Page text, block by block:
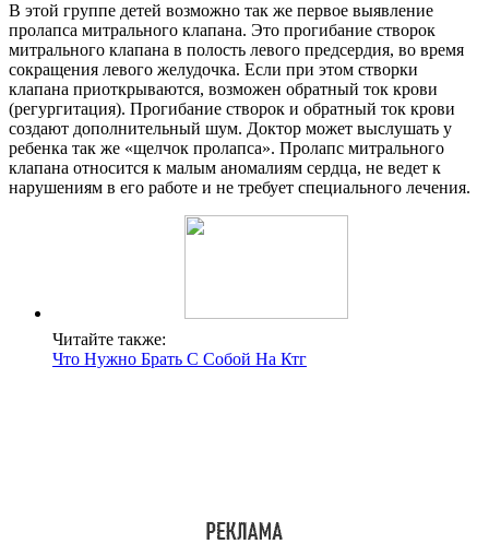
В этой группе детей возможно так же первое выявление
пролапса митрального клапана. Это прогибание створок
митрального клапана в полость левого предсердия, во время
сокращения левого желудочка. Если при этом створки
клапана приоткрываются, возможен обратный ток крови
(регургитация). Прогибание створок и обратный ток крови
создают дополнительный шум. Доктор может выслушать у
ребенка так же «щелчок пролапса». Пролапс митрального
клапана относится к малым аномалиям сердца, не ведет к
нарушениям в его работе и не требует специального лечения.
Читайте также:
Что Нужно Брать С Собой На Ктг